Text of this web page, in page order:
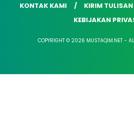
KONTAK KAMI KIRIM TULISAN
KEBIJAKAN
COPYRIGHT © 2026 MUSTAQIM.NET -